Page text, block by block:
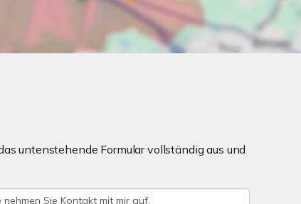
untenstehende Formular vollständig aus und